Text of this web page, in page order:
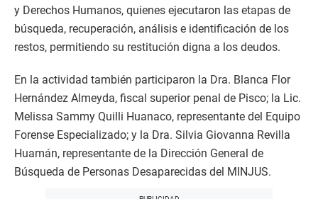
y Derechos Humanos, quienes ejecutaron las etapas de
búsqueda, recuperación, análisis e identificación de los
restos, permitiendo su restitución digna a los deudos.
En la actividad también participaron la Dra. Blanca Flor
Hernández Almeyda, fiscal superior penal de Pisco; la Lic.
Melissa Sammy Quilli Huanaco, representante del Equipo
Forense Especializado; y la Dra. Silvia Giovanna Revilla
Huamán, representante de la Dirección General de
Búsqueda de Personas Desaparecidas del MINJUS.